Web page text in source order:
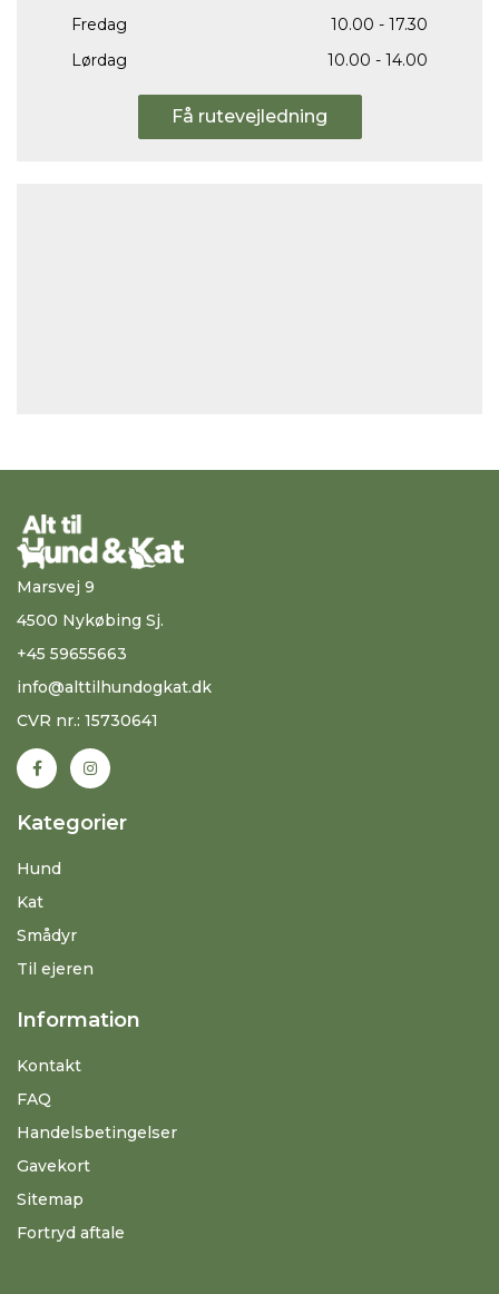
Fredag
10.00 - 17.30
Lørdag
10.00 - 14.00
Få rutevejledning
Marsvej 9
4500 Nykøbing Sj.
+45 59655663
info@alttilhundogkat.dk
CVR nr.: 15730641
Kategorier
Hund
Kat
Smådyr
Til ejeren
Information
Kontakt
FAQ
Handelsbetingelser
Gavekort
Sitemap
Fortryd aftale